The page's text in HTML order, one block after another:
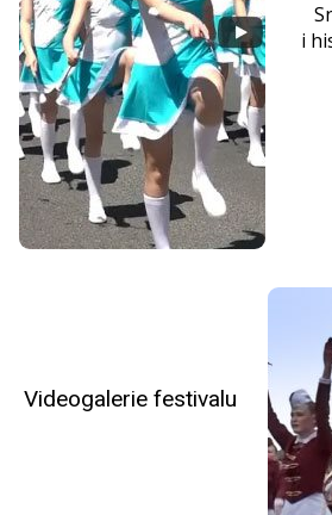
i
Videogalerie festivalu